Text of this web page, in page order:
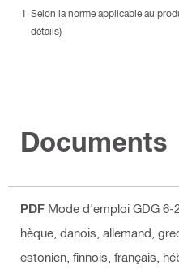
Selon la norme applicable au
détails)
Documents
PDF Mode d'emploi GDG 6-
hèque, danois, allemand,
estonien, finnois, français,